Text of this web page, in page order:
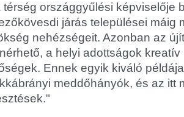
térség országgyűlési képviselője
járás települései máig
nehézségeit. Azonban az
a helyi adottságok
Ennek egyik kiváló
meddőhányók, és az itt